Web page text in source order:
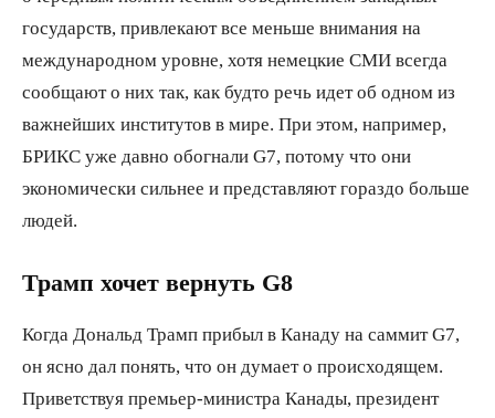
государств, привлекают все меньше внимания на
международном уровне, хотя немецкие СМИ всегда
сообщают о них так, как будто речь идет об одном из
важнейших институтов в мире. При этом, например,
БРИКС уже давно обогнали G7, потому что они
экономически сильнее и представляют гораздо больше
людей.
Трамп хочет вернуть G8
Когда Дональд Трамп прибыл в Канаду на саммит G7,
он ясно дал понять, что он думает о происходящем.
Приветствуя премьер-министра Канады, президент